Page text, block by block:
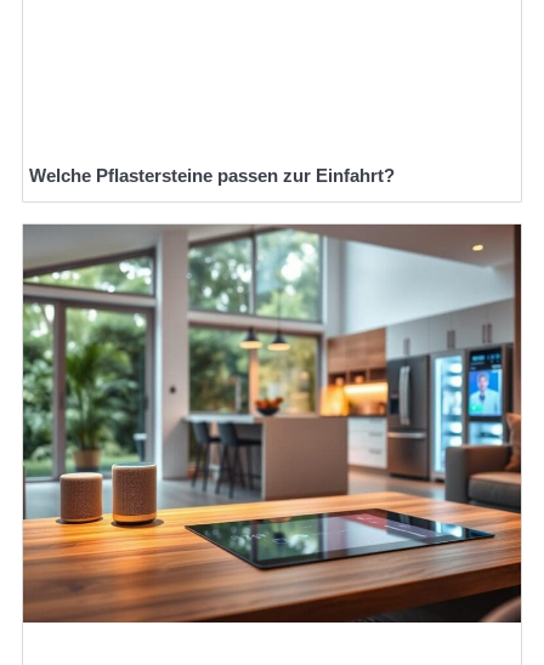
Welche Pflastersteine passen zur Einfahrt?